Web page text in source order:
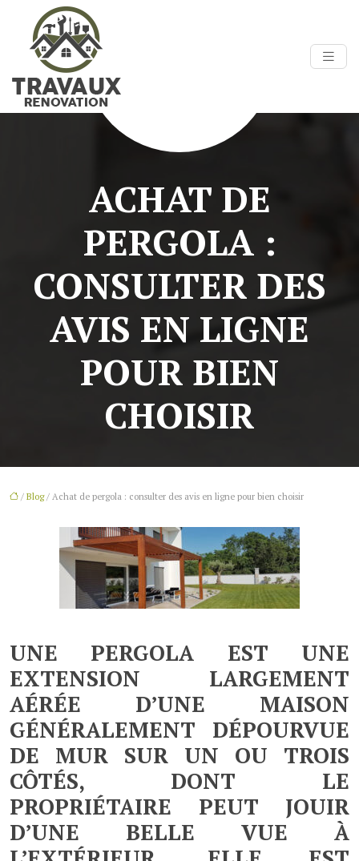
ACHAT DE
PERGOLA :
CONSULTER DES
AVIS EN LIGNE
POUR BIEN
CHOISIR
/ Blog/ Achat de pergola : consulter des avis en ligne pour bien choisir
UNE PERGOLA EST UNE
EXTENSION LARGEMENT
AÉRÉE D’UNE MAISON
GÉNÉRALEMENT DÉPOURVUE
DE MUR SUR UN OU TROIS
CÔTÉS, DONT LE
PROPRIÉTAIRE PEUT JOUIR
D’UNE BELLE VUE À